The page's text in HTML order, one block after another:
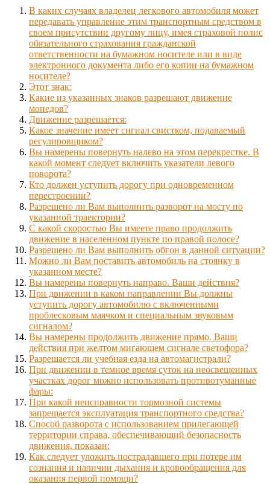
В каких случаях владелец легкового автомобиля может
передавать управление этим транспортным средством в
своем присутствии другому лицу, имея страховой полис
обязательного страхования гражданской
ответственности на бумажном носителе или в виде
электронного документа либо его копии на бумажном
носителе?
Этот знак:
Какие из указанных знаков разрешают движение
мопедов?
Движение разрешается:
Какое значение имеет сигнал свистком, подаваемый
регулировщиком?
Вы намерены повернуть налево на этом перекрестке. В
какой момент следует включить указатели левого
поворота?
Кто должен уступить дорогу при одновременном
перестроении?
Разрешено ли Вам выполнить разворот на мосту по
указанной траектории?
С какой скоростью Вы имеете право продолжить
движение в населенном пункте по правой полосе?
Разрешено ли Вам выполнить обгон в данной ситуации?
Можно ли Вам поставить автомобиль на стоянку в
указанном месте?
Вы намерены повернуть направо. Ваши действия?
При движении в каком направлении Вы должны
уступить дорогу автомобилю с включенными
проблесковым маячком и специальным звуковым
сигналом?
Вы намерены продолжить движение прямо. Ваши
действия при желтом мигающем сигнале светофора?
Разрешается ли учебная езда на автомагистрали?
При движении в темное время суток на неосвещенных
участках дорог можно использовать противотуманные
фары:
При какой неисправности тормозной системы
запрещается эксплуатация транспортного средства?
Способ разворота с использованием прилегающей
территории справа, обеспечивающий безопасность
движения, показан:
Как следует уложить пострадавшего при потере им
сознания и наличии дыхания и кровообращения для
оказания первой помощи?